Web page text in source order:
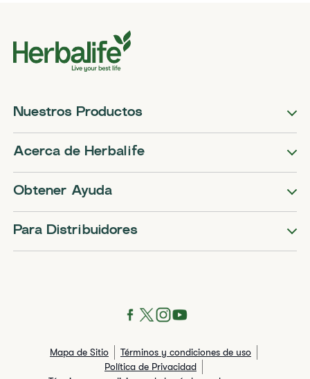
Nuestros Productos
Acerca de Herbalife
Obtener Ayuda
Para Distribuidores
Mapa de Sitio
Términos y condiciones de uso
Política de Privacidad